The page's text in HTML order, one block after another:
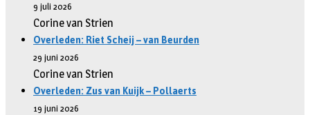
9 juli 2026
Corine van Strien
Overleden: Riet Scheij – van Beurden
29 juni 2026
Corine van Strien
Overleden: Zus van Kuijk – Pollaerts
19 juni 2026